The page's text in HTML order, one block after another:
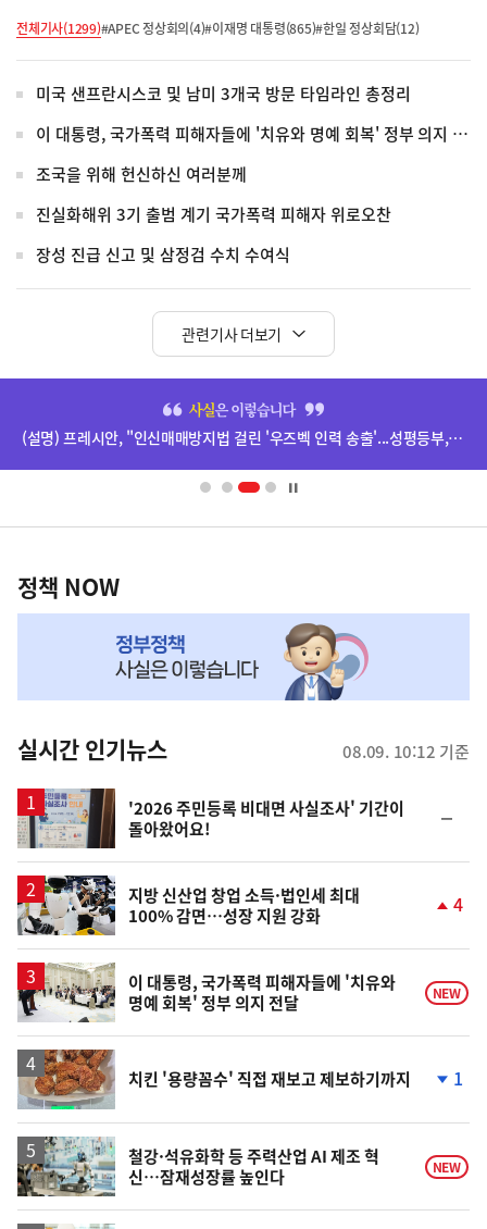
전체기사(1299)#APEC 정상회의(4)#이재명 대통령(865)#한일 정상회담(12)
미국 샌프란시스코 및 남미 3개국 방문 타임라인 총정리
이 대통령, 국가폭력 피해자들에 '치유와 명예 회복' 정부 의지 전달
조국을 위해 헌신하신 여러분께
진실화해위 3기 출범 계기 국가폭력 피해자 위로오찬
장성 진급 신고 및 삼정검 수치 수여식
관련기사 더보기
배
영
(설명) 프레시안, "인신매매방지법 걸린 '우즈벡 인력 송출'...성평등부,노동·법무부에 개선 요청" 관련
책
NOW,
뉴
스
정책 NOW
실시간 인기뉴스 08.09. 10:12 기준
'2026 주민등록 비대면 사실조사' 기간이
돌아왔어요!
일
지방 신산업 창업 소득·법인세 최대
100% 감면…성장 지원 강화
승
4
이 대통령, 국가폭력 피해자들에 '치유와
명예 회복' 정부 의지 전달
NEW
치킨 '용량꼼수' 직접 재보고 제보하기까지
락
1
철강·석유화학 등 주력산업 AI 제조 혁
신…잠재성장률 높인다
NEW